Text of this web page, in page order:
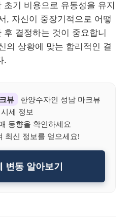
초기 비용으로 유동성을 유지
, 자신이 중장기적으로 어떻
후 결정하는 것이 중요합니
의 상황에 맞는 합리적인 결
.
뷰
한양수자인 성남 마크뷰
시세 정보
동향을 확인하세요
최신 정보를 얻으세요!
변동 알아보기